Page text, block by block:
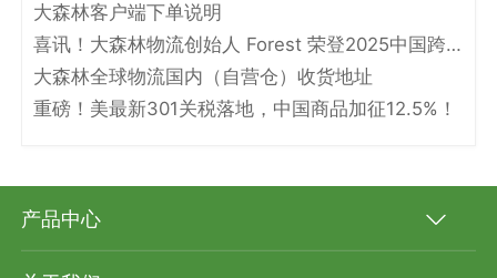
大森林客户端下单说明
喜讯！大森林物流创始人 Forest 荣登2025中国跨境电商物流名人堂！
大森林全球物流国内（自营仓）收货地址
重磅！美最新301关税落地，中国商品加征12.5%！
产品中心